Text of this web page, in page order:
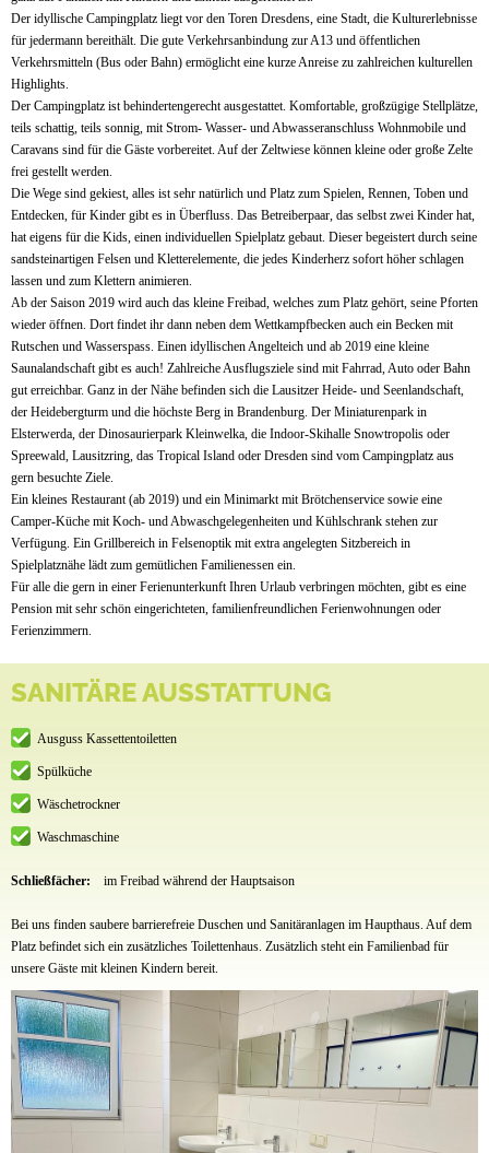
Der idyllische Campingplatz liegt vor den Toren Dresdens, eine Stadt, die Kulturerlebnisse
für jedermann bereithält. Die gute Verkehrsanbindung zur A13 und öffentlichen
Verkehrsmitteln (Bus oder Bahn) ermöglicht eine kurze Anreise zu zahlreichen kulturellen
Highlights.
Der Campingplatz ist behindertengerecht ausgestattet. Komfortable, großzügige Stellplätze,
teils schattig, teils sonnig, mit Strom- Wasser- und Abwasseranschluss Wohnmobile und
Caravans sind für die Gäste vorbereitet. Auf der Zeltwiese können kleine oder große Zelte
frei gestellt werden.
Die Wege sind gekiest, alles ist sehr natürlich und Platz zum Spielen, Rennen, Toben und
Entdecken, für Kinder gibt es in Überfluss. Das Betreiberpaar, das selbst zwei Kinder hat,
hat eigens für die Kids, einen individuellen Spielplatz gebaut. Dieser begeistert durch seine
sandsteinartigen Felsen und Kletterelemente, die jedes Kinderherz sofort höher schlagen
lassen und zum Klettern animieren.
Ab der Saison 2019 wird auch das kleine Freibad, welches zum Platz gehört, seine Pforten
wieder öffnen. Dort findet ihr dann neben dem Wettkampfbecken auch ein Becken mit
Rutschen und Wasserspass. Einen idyllischen Angelteich und ab 2019 eine kleine
Saunalandschaft gibt es auch! Zahlreiche Ausflugsziele sind mit Fahrrad, Auto oder Bahn
gut erreichbar. Ganz in der Nähe befinden sich die Lausitzer Heide- und Seenlandschaft,
der Heidebergturm und die höchste Berg in Brandenburg. Der Miniaturenpark in
Elsterwerda, der Dinosaurierpark Kleinwelka, die Indoor-Skihalle Snowtropolis oder
Spreewald, Lausitzring, das Tropical Island oder Dresden sind vom Campingplatz aus
gern besuchte Ziele.
Ein kleines Restaurant (ab 2019) und ein Minimarkt mit Brötchenservice sowie eine
Camper-Küche mit Koch- und Abwaschgelegenheiten und Kühlschrank stehen zur
Verfügung. Ein Grillbereich in Felsenoptik mit extra angelegten Sitzbereich in
Spielplatznähe lädt zum gemütlichen Familienessen ein.
Für alle die gern in einer Ferienunterkunft Ihren Urlaub verbringen möchten, gibt es eine
Pension mit sehr schön eingerichteten, familienfreundlichen Ferienwohnungen oder
Ferienzimmern.
SANITÄRE AUSSTATTUNG
Ausguss Kassettentoiletten
Spülküche
Wäschetrockner
Waschmaschine
Schließfächer: im Freibad während der Hauptsaison
Bei uns finden saubere barrierefreie Duschen und Sanitäranlagen im Haupthaus. Auf dem
Platz befindet sich ein zusätzliches Toilettenhaus. Zusätzlich steht ein Familienbad für
unsere Gäste mit kleinen Kindern bereit.